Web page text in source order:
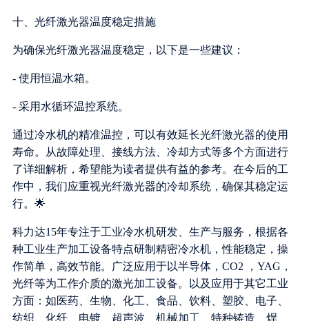
十、光纤激光器温度稳定措施
为确保光纤激光器温度稳定，以下是一些建议：
- 使用恒温水箱。
- 采用水循环温控系统。
通过冷水机的精准温控，可以有效延长光纤激光器的使用
寿命。从故障处理、接线方法、冷却方式等多个方面进行
了详细解析，希望能为读者提供有益的参考。在今后的工
作中，我们应重视光纤激光器的冷却系统，确保其稳定运
行。🌟
科力达15年专注于工业冷水机研发、生产与服务，根据各
种工业生产加工设备特点研制精密冷水机，性能稳定，操
作简单，高效节能。广泛应用于以半导体，CO2 ，YAG，
光纤等为工作介质的激光加工设备。以及应用于其它工业
方面：如医药、生物、化工、食品、饮料、塑胶、电子、
纺织、化纤、电镀、超声波、机械加工、特种铸造、焊